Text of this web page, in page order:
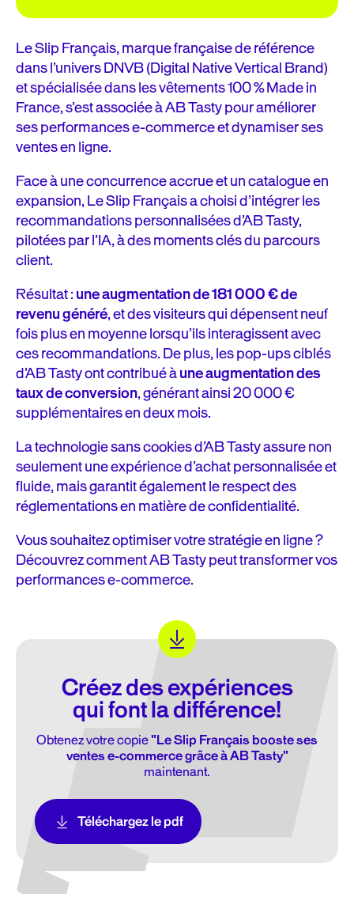
Le Slip Français, marque française de référence
dans l’univers DNVB (Digital Native Vertical Brand)
et spécialisée dans les vêtements 100 % Made in
France, s’est associée à AB Tasty pour améliorer
ses performances e-commerce et dynamiser ses
ventes en ligne.
Face à une concurrence accrue et un catalogue en
expansion, Le Slip Français a choisi d’intégrer les
recommandations personnalisées d’AB Tasty,
pilotées par l’IA, à des moments clés du parcours
client.
Résultat :une augmentation de 181 000 € de
revenu généré, et des visiteurs qui dépensent neuf
fois plus en moyenne lorsqu’ils interagissent avec
ces recommandations. De plus, les pop-ups ciblés
d’AB Tasty ont contribué àune augmentation des
taux de conversion, générant ainsi 20 000 €
supplémentaires en deux mois.
La technologie sans cookies d’AB Tasty assure non
seulement une expérience d’achat personnalisée et
fluide, mais garantit également le respect des
réglementations en matière de confidentialité.
Vous souhaitez optimiser votre stratégie en ligne ?
Découvrez comment AB Tasty peut transformer vos
performances e-commerce.
Créez des expériences
qui font la différence!
Obtenez votre copie"Le Slip Français booste ses
ventes e-commerce grâce à AB Tasty"
maintenant.
Téléchargez le pdf